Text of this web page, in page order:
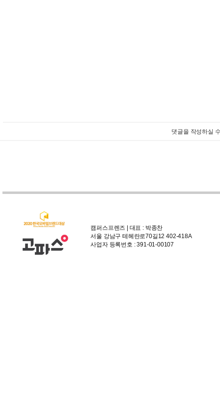
댓글을 작성하실
캠퍼스프렌즈 | 대표 : 박종찬
서울 강남구 테헤란로70길12 402-418A
사업자 등록번호 : 391-01-00107